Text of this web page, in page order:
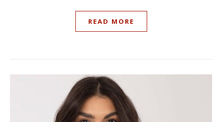
READ MORE